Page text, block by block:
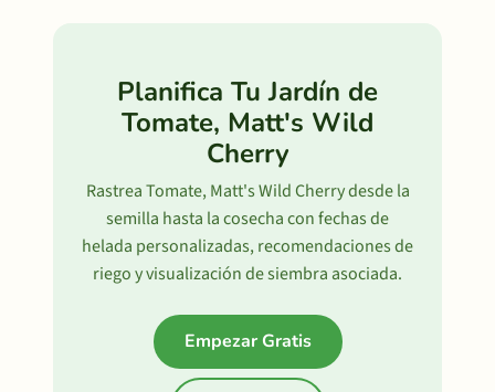
Planifica Tu Jardín de
Tomate, Matt's Wild
Cherry
Rastrea Tomate, Matt's Wild Cherry desde la
semilla hasta la cosecha con fechas de
helada personalizadas, recomendaciones de
riego y visualización de siembra asociada.
Empezar Gratis